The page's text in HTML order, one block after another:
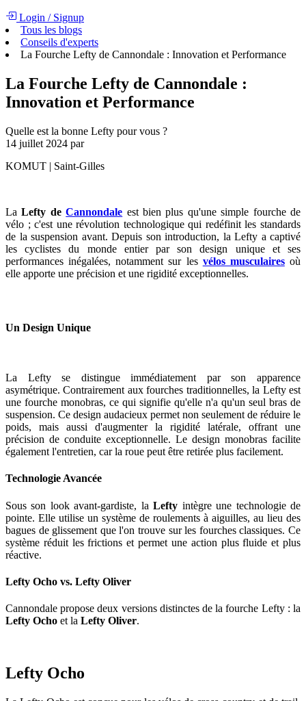
Login /Signup
Tous les blogs
Conseils d'experts
La Fourche Lefty de Cannondale : Innovation et Performance
La Fourche Lefty de Cannondale :
Innovation et Performance
Quelle est la bonne Lefty pour vous ?
14 juillet 2024 par
KOMUT | Saint-Gilles
LaLefty deCannondale est bien plus qu'une simple fourche de
vélo ; c'est une révolution technologique qui redéfinit les standards
de la suspension avant. Depuis son introduction, la Lefty a captivé
les cyclistes du monde entier par son design unique et ses
performances inégalées, notamment sur les vélos musculairesoù
elle apporte une précision et une rigidité exceptionnelles.
Un Design Unique
La Lefty se distingue immédiatement par son apparence
asymétrique. Contrairement aux fourches traditionnelles, la Lefty est
une fourche monobras, ce qui signifie qu'elle n'a qu'un seul bras de
suspension. Ce design audacieux permet non seulement de réduire le
poids, mais aussi d'augmenter la rigidité latérale, offrant une
précision de conduite exceptionnelle. Le design monobras facilite
également l'entretien, car la roue peut être retirée plus facilement.
Technologie Avancée
Sous son look avant-gardiste, laLefty intègre une technologie de
pointe. Elle utilise un système de roulements à aiguilles, au lieu des
bagues de glissement que l'on trouve sur les fourches classiques. Ce
système réduit les frictions et permet une action plus fluide et plus
réactive.
Lefty Ocho vs. Lefty Oliver
Cannondale propose deux versions distinctes de la fourche Lefty : la
Lefty Ocho et la Lefty Oliver.
Lefty Ocho